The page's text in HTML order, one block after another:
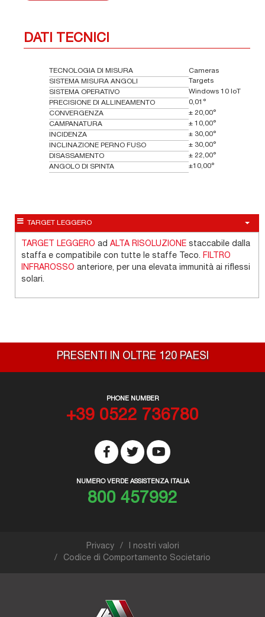
DATI TECNICI
TECNOLOGIA DI MISURA
Cameras
SISTEMA MISURA ANGOLI
Targets
SISTEMA OPERATIVO
Windows 10 IoT
PRECISIONE DI ALLINEAMENTO
0,01°
CONVERGENZA
± 20,00°
CAMPANATURA
± 10,00°
INCIDENZA
± 30,00°
INCLINAZIONE PERNO FUSO
± 30,00°
DISASSAMENTO
± 22,00°
ANGOLO DI SPINTA
±10,00°
TARGET LEGGERO
TARGET LEGGERO ad ALTA RISOLUZIONE staccabile dalla
staffa e compatibile con tutte le staffe Teco. FILTRO
INFRAROSSO anteriore, per una elevata immunità ai riflessi
solari.
PRESENTI IN OLTRE 120 PAESI
PHONE NUMBER
+39 0522 736780
NUMERO VERDE ASSISTENZA ITALIA
800 457992
Privacy
I nostri valori
Codice di Comportamento Societario